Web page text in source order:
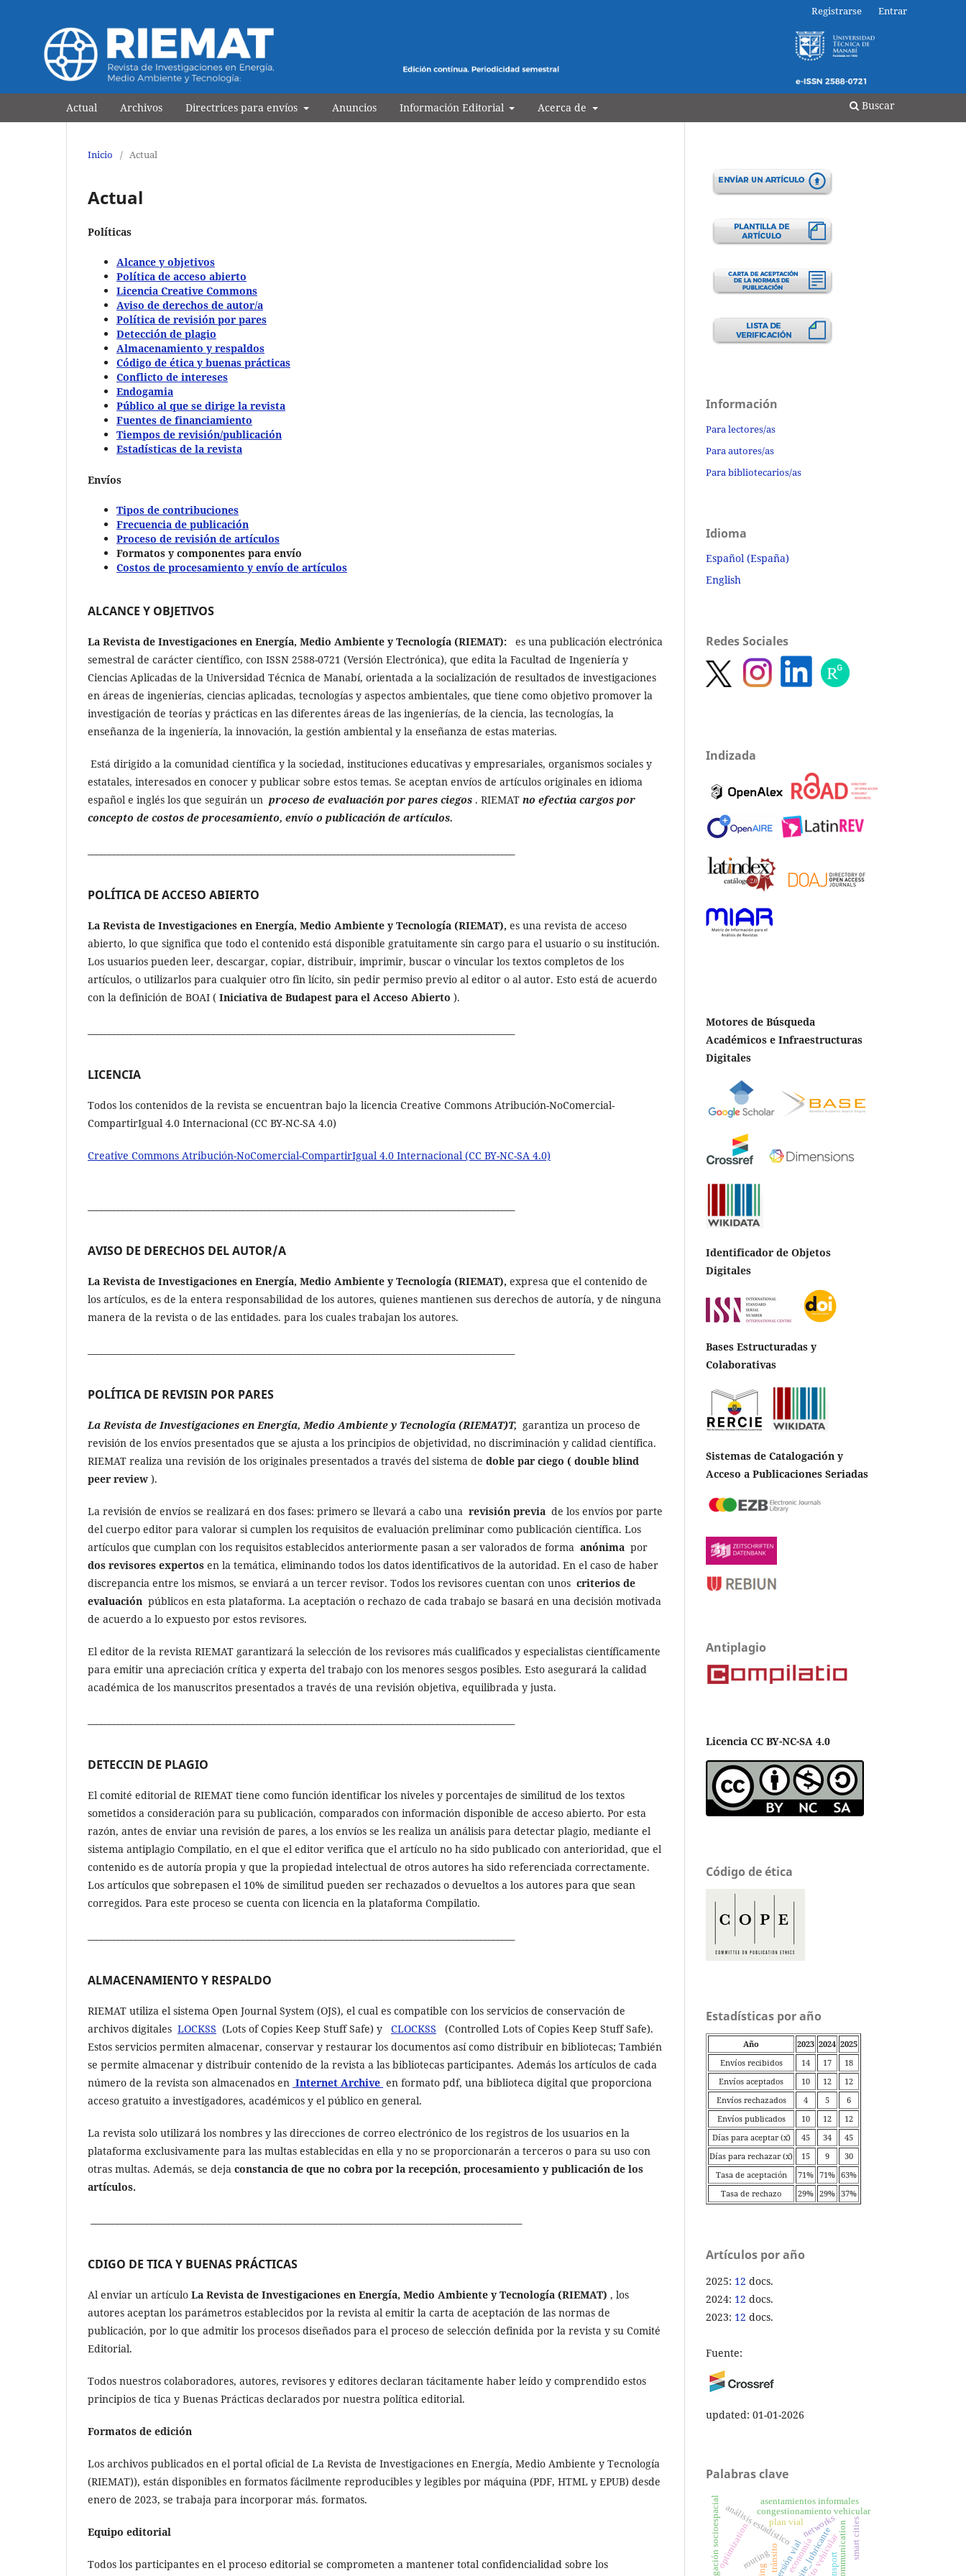
Revista de Investigaciones en Energía Medio Ambiente y Tecnología RIEMAT ISSN 2588-0721
Actual Archivos Directrices para envíos Anuncios Información Editorial Acerca de Buscar
Registrarse Entrar
Inicio / Actual
Actual
Políticas
Alcance y objetivos
Política de acceso abierto
Licencia Creative Commons
Aviso de derechos de autor/a
Política de revisión por pares
Detección de plagio
Almacenamiento y respaldos
Código de ética y buenas prácticas
Conflicto de intereses
Endogamia
Público al que se dirige la revista
Fuentes de financiamiento
Tiempos de revisión/publicación
Estadísticas de la revista
Envíos
Tipos de contribuciones
Frecuencia de publicación
Proceso de revisión de artículos
Formatos y componentes para envío
Costos de procesamiento y envío de artículos
ALCANCE Y OBJETIVOS
La Revista de Investigaciones en Energía, Medio Ambiente y Tecnología (RIEMAT): es una publicación electrónica
semestral de carácter científico, con ISSN 2588-0721 (Versión Electrónica), que edita la Facultad de Ingeniería y
Ciencias Aplicadas de la Universidad Técnica de Manabí, orientada a la socialización de resultados de investigaciones
en áreas de ingenierías, ciencias aplicadas, tecnologías y aspectos ambientales, que tiene como objetivo promover la
investigación de teorías y prácticas en las diferentes áreas de las ingenierías, de la ciencia, las tecnologías, la
enseñanza de la ingeniería, la innovación, la gestión ambiental y la enseñanza de estas materias.
Está dirigido a la comunidad científica y la sociedad, instituciones educativas y empresariales, organismos sociales y
estatales, interesados en conocer y publicar sobre estos temas. Se aceptan envíos de artículos originales en idioma
español e inglés los que seguirán un proceso de evaluación por pares ciegos . RIEMAT no efectúa cargos por
concepto de costos de procesamiento, envío o publicación de artículos.
POLÍTICA DE ACCESO ABIERTO
La Revista de Investigaciones en Energía, Medio Ambiente y Tecnología (RIEMAT), es una revista de acceso
abierto, lo que significa que todo el contenido está disponible gratuitamente sin cargo para el usuario o su institución.
Los usuarios pueden leer, descargar, copiar, distribuir, imprimir, buscar o vincular los textos completos de los
artículos, o utilizarlos para cualquier otro fin lícito, sin pedir permiso previo al editor o al autor. Esto está de acuerdo
con la definición de BOAI ( Iniciativa de Budapest para el Acceso Abierto ).
LICENCIA
Todos los contenidos de la revista se encuentran bajo la licencia Creative Commons Atribución-NoComercial-
CompartirIgual 4.0 Internacional (CC BY-NC-SA 4.0)
Creative Commons Atribución-NoComercial-CompartirIgual 4.0 Internacional (CC BY-NC-SA 4.0)
AVISO DE DERECHOS DEL AUTOR/A
La Revista de Investigaciones en Energía, Medio Ambiente y Tecnología (RIEMAT), expresa que el contenido de
los artículos, es de la entera responsabilidad de los autores, quienes mantienen sus derechos de autoría, y de ninguna
manera de la revista o de las entidades. para los cuales trabajan los autores.
POLÍTICA DE REVISIN POR PARES
La Revista de Investigaciones en Energía, Medio Ambiente y Tecnología (RIEMAT)T, garantiza un proceso de
revisión de los envíos presentados que se ajusta a los principios de objetividad, no discriminación y calidad científica.
RIEMAT realiza una revisión de los originales presentados a través del sistema de doble par ciego ( double blind
peer review ).
La revisión de envíos se realizará en dos fases: primero se llevará a cabo una revisión previa de los envíos por parte
del cuerpo editor para valorar si cumplen los requisitos de evaluación preliminar como publicación científica. Los
artículos que cumplan con los requisitos establecidos anteriormente pasan a ser valorados de forma anónima por
dos revisores expertos en la temática, eliminando todos los datos identificativos de la autoridad. En el caso de haber
discrepancia entre los mismos, se enviará a un tercer revisor. Todos los revisores cuentan con unos criterios de
evaluación públicos en esta plataforma. La aceptación o rechazo de cada trabajo se basará en una decisión motivada
de acuerdo a lo expuesto por estos revisores.
El editor de la revista RIEMAT garantizará la selección de los revisores más cualificados y especialistas científicamente
para emitir una apreciación crítica y experta del trabajo con los menores sesgos posibles. Esto asegurará la calidad
académica de los manuscritos presentados a través de una revisión objetiva, equilibrada y justa.
DETECCIN DE PLAGIO
El comité editorial de RIEMAT tiene como función identificar los niveles y porcentajes de similitud de los textos
sometidos a consideración para su publicación, comparados con información disponible de acceso abierto. Por esta
razón, antes de enviar una revisión de pares, a los envíos se les realiza un análisis para detectar plagio, mediante el
sistema antiplagio Compilatio, en el que el editor verifica que el artículo no ha sido publicado con anterioridad, que el
contenido es de autoría propia y que la propiedad intelectual de otros autores ha sido referenciada correctamente.
Los artículos que sobrepasen el 10% de similitud pueden ser rechazados o devueltos a los autores para que sean
corregidos. Para este proceso se cuenta con licencia en la plataforma Compilatio.
ALMACENAMIENTO Y RESPALDO
RIEMAT utiliza el sistema Open Journal System (OJS), el cual es compatible con los servicios de conservación de
archivos digitales LOCKSS (Lots of Copies Keep Stuff Safe) y CLOCKSS (Controlled Lots of Copies Keep Stuff Safe).
Estos servicios permiten almacenar, conservar y restaurar los documentos así como distribuir en bibliotecas; También
se permite almacenar y distribuir contenido de la revista a las bibliotecas participantes. Además los artículos de cada
número de la revista son almacenados en Internet Archive en formato pdf, una biblioteca digital que proporciona
acceso gratuito a investigadores, académicos y el público en general.
La revista solo utilizará los nombres y las direcciones de correo electrónico de los registros de los usuarios en la
plataforma exclusivamente para las multas establecidas en ella y no se proporcionarán a terceros o para su uso con
otras multas. Además, se deja constancia de que no cobra por la recepción, procesamiento y publicación de los
artículos.
CDIGO DE TICA Y BUENAS PRÁCTICAS
Al enviar un artículo La Revista de Investigaciones en Energía, Medio Ambiente y Tecnología (RIEMAT) , los
autores aceptan los parámetros establecidos por la revista al emitir la carta de aceptación de las normas de
publicación, por lo que admitir los procesos diseñados para el proceso de selección definida por la revista y su Comité
Editorial.
Todos nuestros colaboradores, autores, revisores y editores declaran tácitamente haber leído y comprendido estos
principios de tica y Buenas Prácticas declarados por nuestra política editorial.
Formatos de edición
Los archivos publicados en el portal oficial de La Revista de Investigaciones en Energía, Medio Ambiente y Tecnología
(RIEMAT)), están disponibles en formatos fácilmente reproducibles y legibles por máquina (PDF, HTML y EPUB) desde
enero de 2023, se trabaja para incorporar más. formatos.
Equipo editorial
Todos los participantes en el proceso editorial se comprometen a mantener total confidencialidad sobre los
Información
Para lectores/as
Para autores/as
Para bibliotecarios/as
Idioma
Español (España)
English
Redes Sociales
Indizada
Motores de Búsqueda
Académicos e Infraestructuras
Digitales
Identificador de Objetos
Digitales
Bases Estructuradas y
Colaborativas
Sistemas de Catalogación y
Acceso a Publicaciones Seriadas
Antiplagio
Licencia CC BY-NC-SA 4.0
Código de ética
Estadísticas por año
Año 2023 2024 2025
Envíos recibidos
14 17
18
Envíos aceptados
10 12
12
Envíos rechazados
4 5
6
Envíos publicados
10 12
12
Días para aceptar (x̄)
45 34
45
Días para rechazar (x̄)
15 9
30
Tasa de aceptación
71% 71% 63%
Tasa de rechazo
29% 29% 37%
Artículos por año
2025: 12 docs.
2024: 12 docs.
2023: 12 docs.
Fuente:
updated: 01-01-2026
Palabras clave
inversión vial
análisis estadístico
economía
plan vial
tránsito
congestionamiento vehicular
communication
networks
optimizationrouting smart cities
transport
segregación socioespacial asentamientos informales
aceite_lubricante